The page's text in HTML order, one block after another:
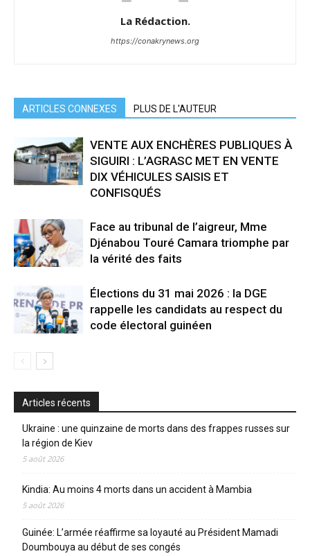
La Rédaction.
https://conakrynews.org
ARTICLES CONNEXES PLUS DE L'AUTEUR
VENTE AUX ENCHÈRES PUBLIQUES À
SIGUIRI : L’AGRASC MET EN VENTE
DIX VÉHICULES SAISIS ET
CONFISQUÉS
Face au tribunal de l’aigreur, Mme
Djénabou Touré Camara triomphe par
la vérité des faits
Élections du 31 mai 2026 : la DGE
rappelle les candidats au respect du
code électoral guinéen
Articles récents
Ukraine : une quinzaine de morts dans des frappes russes sur
la région de Kiev
5 août 2026
Kindia: Au moins 4 morts dans un accident à Mambia
5 août 2026
Guinée: L’armée réaffirme sa loyauté au Président Mamadi
Doumbouya au début de ses congés